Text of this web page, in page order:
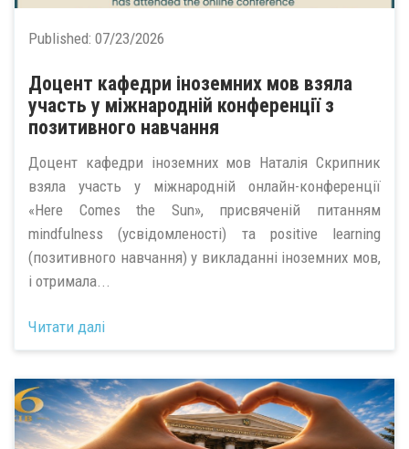
Published: 07/23/2026
Доцент кафедри іноземних мов взяла
участь у міжнародній конференції з
позитивного навчання
Доцент кафедри іноземних мов Наталія Скрипник
взяла участь у міжнародній онлайн-конференції
«Here Comes the Sun», присвяченій питанням
mindfulness (усвідомленості) та positive learning
(позитивного навчання) у викладанні іноземних мов,
і отримала...
Читати далі